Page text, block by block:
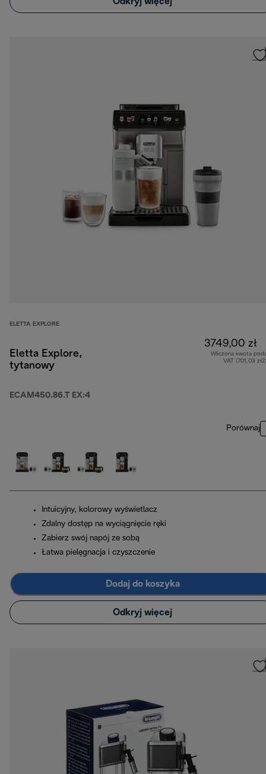
ELETTA EXPLORE
Eletta Explore,
tytanowy
ECAM450.86.T EX:4
3749,00 zł
Wliczona kwota
VAT (701,03
Porównaj
Intuicyjny, kolorowy wyświetlacz
Zdalny dostęp na wyciągnięcie ręki
Zabierz swój napój ze sobą
Łatwa pielęgnacja i czyszczenie
Dodaj do koszyka
Odkryj więcej